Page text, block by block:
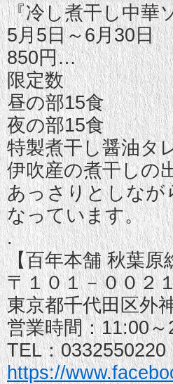
『冷し煮干し中華
5月5日～6月30日
850円…
限定数
昼の部15食
夜の部15食
特製煮干し醤油タ
伊吹産の煮干しの
あっさりとしなが
なっています。
.
【百年本舗 秋葉原
〒１０１－００２
東京都千代田区外
営業時間：11:00
TEL：0332550220
https://